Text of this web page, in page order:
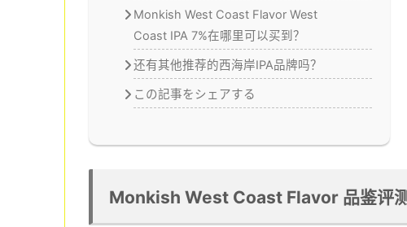
Monkish West Coast Flavor West
Coast IPA 7%在哪里可以买到？
还有其他推荐的西海岸IPA品牌吗？
この記事をシェアする
Monkish West Coast Flavor 品鉴评